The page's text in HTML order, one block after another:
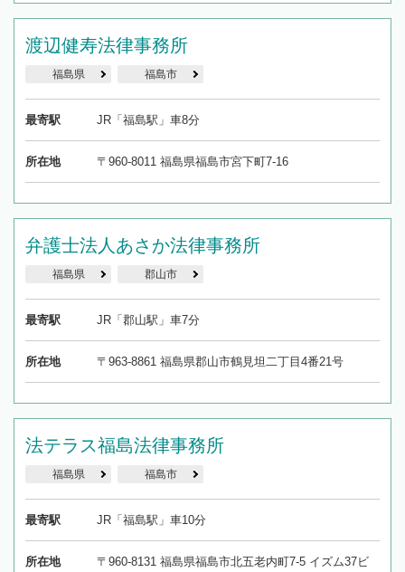
渡辺健寿法律事務所
福島県 福島市
最寄駅 JR「福島駅」車8分
所在地 〒960-8011 福島県福島市宮下町7-16
弁護士法人あさか法律事務所
福島県 郡山市
最寄駅 JR「郡山駅」車7分
所在地 〒963-8861 福島県郡山市鶴見坦二丁目4番21号
法テラス福島法律事務所
福島県 福島市
最寄駅 JR「福島駅」車10分
所在地
〒960-8131 福島県福島市北五老内町7-5 イズム37ビ